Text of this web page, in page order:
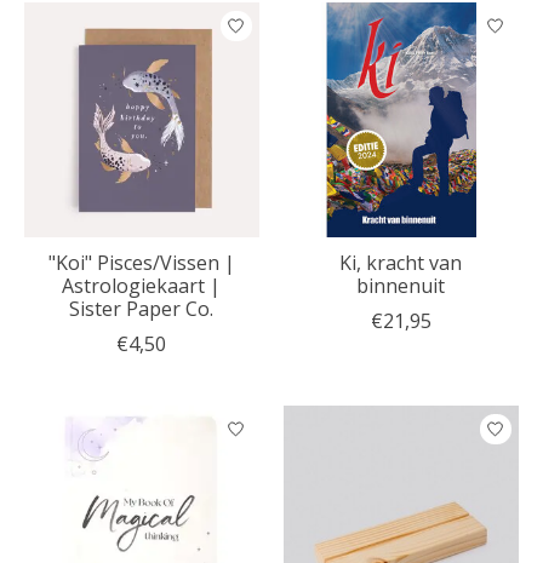
"Koi" Pisces/Vissen |
Astrologiekaart |
Sister Paper Co.
€4,50
Ki, kracht van
binnenuit
€21,95